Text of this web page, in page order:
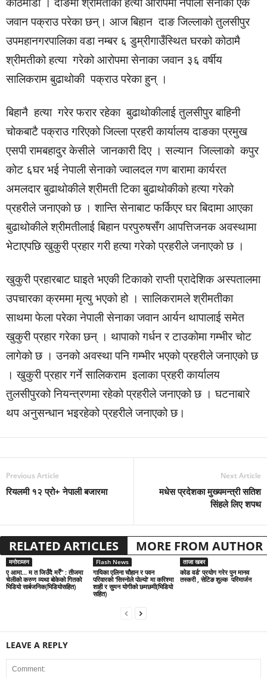
काठमाडौँ । दाङमा श्रीमतीको हत्या आरोपमा नेपाली सेनाका एक
जवान पक्राउ परेका छन्। आज बिहान दाङ जिल्लाको तुलसीपुर
उपमहानगरपालिका वडा नम्बर ६ डुम्रीगाउँस्थित घरको कोठामै
श्रीमतीको हत्या गरेको आरोपमा सेनाका जवान ३६ वर्षीय
सालिकराम बुढाथोकी पक्राउ परेका हुन् ।
बिहानै हत्या गरेर फरार रहेका बुढाथोकीलाई तुलसीपुर बाहिनी
चोकबाटै पक्राउ गरिएको जिल्ला प्रहरी कार्यालय दाङका प्रमुख
एसपी रामबहादुर केसीले जानकारी दिए । सल्यान जिल्लाको कपुर
कोट ६घर भई नेपाली सेनाको ज्वालदल गण बारामा कार्यरत
अमलदार बुढाथोकीले श्रीमती टिका बुढाथोकीको हत्या गरेको
प्रहरीले जनाएको छ । शान्ति सेनाबाट फर्किएर घर बिदामा आएका
बुढाथोकीले श्रीमतीलाई बिहान परपुरुषसँग आपत्तिजनक अवस्थामा
भेटाएपछि खुकुरी प्रहार गरी हत्या गरेको प्रहरीले जनाएको छ ।
खुकुरी प्रहारबाट घाइते भएकी टिकाको राप्ती प्रादेशिक अस्पतालमा
उपचारका क्रममा मृत्यु भएको हो । सालिकरामले श्रीमतीका
साथमा फेला परेका नेपाली सेनाका जवान आर्यन थापालाई समेत
खुकुरी प्रहार गरेका छन् । थापाको गर्धन र टाउकोमा गम्भीर चोट
लागेको छ । उनको अवस्था पनि गम्भीर भएको प्रहरीले जनाएको छ
। खुकुरी प्रहार गर्ने सालिकराम इलाका प्रहरी कार्यालय
तुलसीपुरको नियन्त्रणमा रहेको प्रहरीले जनाएको छ । घटनाबारे
थप अनुसन्धान भइरहेको प्रहरीले जनाएको छ।
Previous Article
रियलमी १२ प्रो+ नेपाली बजारमा
Next Article
मधेस प्रदेशका मुख्यमन्त्री सतिश
सिंहले लिए शपथ
RELATED ARTICLES MORE FROM AUTHOR
मनोरञ्जन
ए आमा… म त जिउँदै मरेँ” : तीजमा
चेलीको करुण व्यथा बोकेको गितको
भिडियो सार्बजनिक(भिडियोसहित)
Flash News
गायिका एलिना चौहान र पवन
परिवारको ‘सिस्नोले पोल्यो’ मा करिश्मा
शाही र सुमन योगीको छमछमी(भिडियो
सहित)
ताजा खबर
कोड वर्ड’ प्रयोग गरेर पुन मानव
तस्करी , सेटिङ शुल्क परिमार्जन
LEAVE A REPLY